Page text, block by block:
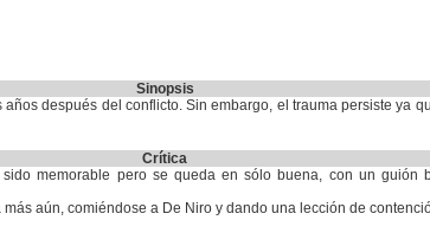
Sinopsis
después del conflicto. Sin embargo, el trauma persiste ya
Crítica
memorable pero se queda en sólo buena, con un guión
aún, comiéndose a De Niro y dando una lección de